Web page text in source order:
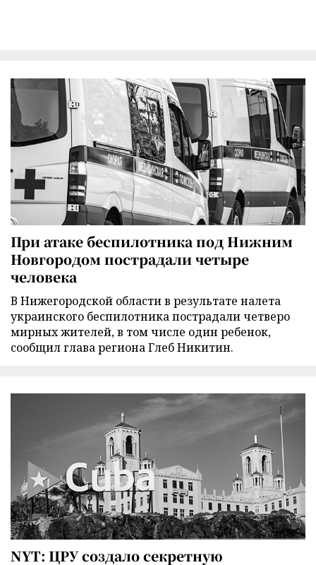
При атаке беспилотника под Нижним
Новгородом пострадали четыре
человека
В Нижегородской области в результате налета
украинского беспилотника пострадали четверо
мирных жителей, в том числе один ребенок,
сообщил глава региона Глеб Никитин.
NYT: ЦРУ создало секретную